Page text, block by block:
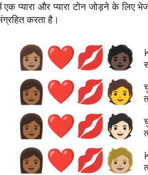
एक प्यारा और प्यारा टोन जोड़ने के लिए
करता है।
👩🏽‍❤️‍💋‍🧑🏿
👩🏾‍❤️‍💋‍🧑
👩🏾‍❤️‍💋‍🧑🏻
👩🏾‍❤️‍💋‍🧑🏼